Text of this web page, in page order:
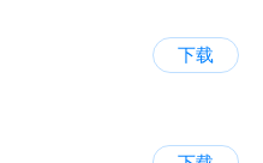
下载